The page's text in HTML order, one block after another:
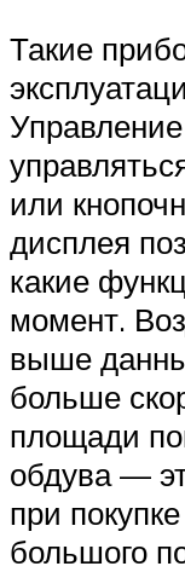
Такие
или
дисплея
какие
момент.
выше
больше
площади
обдува —
при
большого